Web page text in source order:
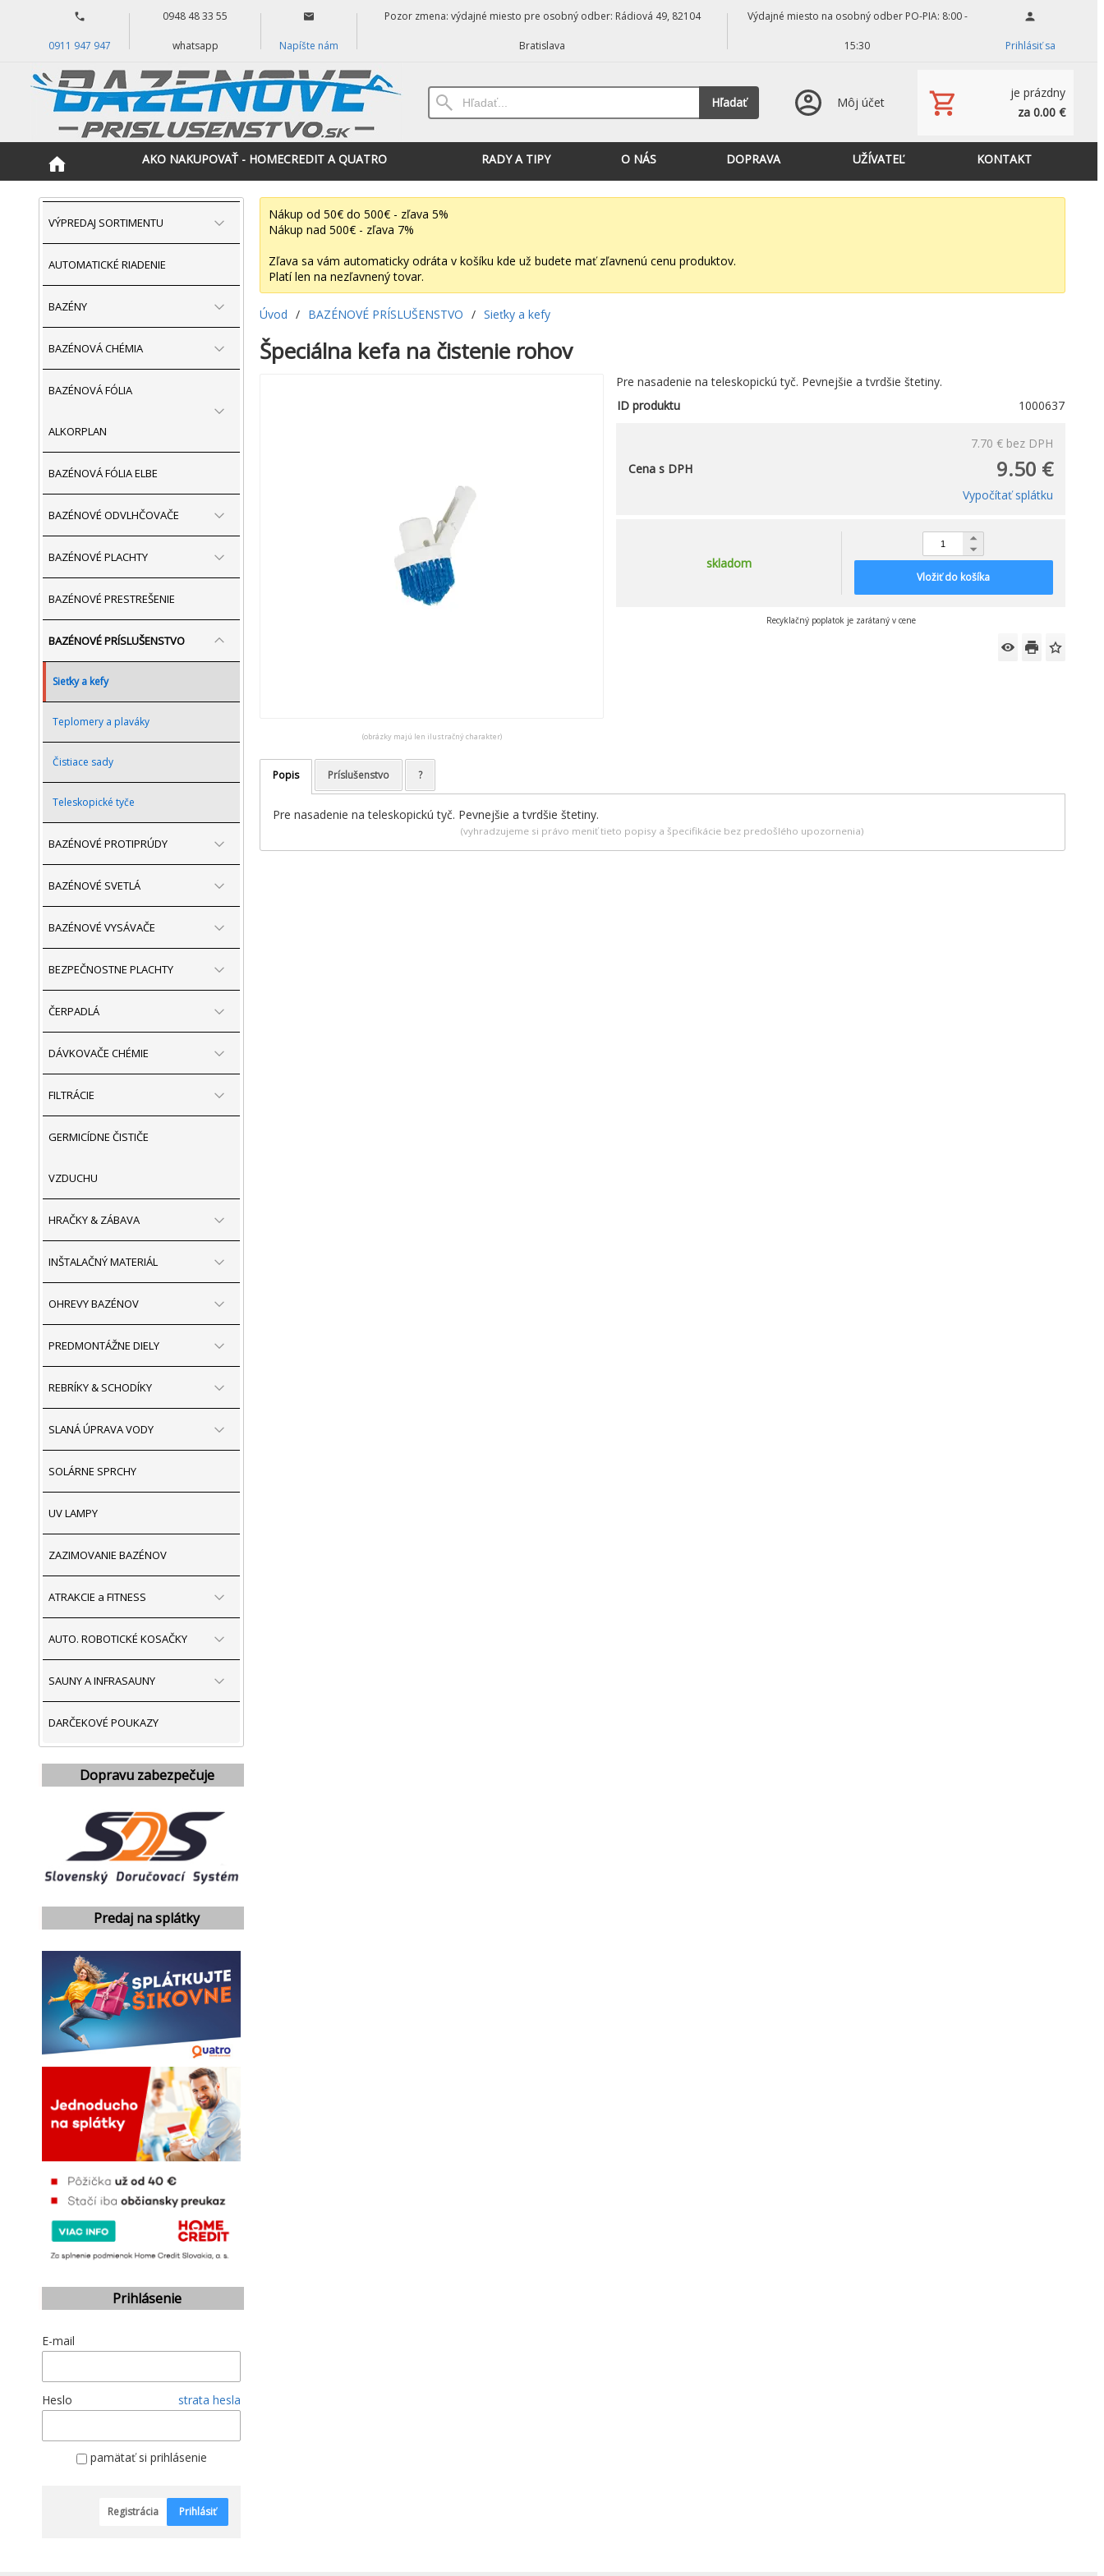
0911 947 947
0948 48 33 55
whatsapp Napíšte nám
Pozor zmena: výdajné miesto pre osobný odber: Rádiová 49, 82104
Bratislava
Výdajné miesto na osobný odber PO-PIA: 8:00 -
15:30 Prihlásiť sa
Hľadať Môj účet
je prázdny
za 0.00 €
AKO NAKUPOVAŤ - HOMECREDIT A QUATRO RADY A TIPY O NÁS DOPRAVA UŽÍVATEĽ KONTAKT
VÝPREDAJ SORTIMENTU
AUTOMATICKÉ RIADENIE
BAZÉNY
BAZÉNOVÁ CHÉMIA
BAZÉNOVÁ FÓLIA
ALKORPLAN
BAZÉNOVÁ FÓLIA ELBE
BAZÉNOVÉ ODVLHČOVAČE
BAZÉNOVÉ PLACHTY
BAZÉNOVÉ PRESTREŠENIE
BAZÉNOVÉ PRÍSLUŠENSTVO
Sieťky a kefy
Teplomery a plaváky
Čistiace sady
Teleskopické tyče
BAZÉNOVÉ PROTIPRÚDY
BAZÉNOVÉ SVETLÁ
BAZÉNOVÉ VYSÁVAČE
BEZPEČNOSTNE PLACHTY
ČERPADLÁ
DÁVKOVAČE CHÉMIE
FILTRÁCIE
GERMICÍDNE ČISTIČE
VZDUCHU
HRAČKY & ZÁBAVA
INŠTALAČNÝ MATERIÁL
OHREVY BAZÉNOV
PREDMONTÁŽNE DIELY
REBRÍKY & SCHODÍKY
SLANÁ ÚPRAVA VODY
SOLÁRNE SPRCHY
UV LAMPY
ZAZIMOVANIE BAZÉNOV
ATRAKCIE a FITNESS
AUTO. ROBOTICKÉ KOSAČKY
SAUNY A INFRASAUNY
DARČEKOVÉ POUKAZY
Dopravu zabezpečuje
Predaj na splátky
Prihlásenie
E-mail
Heslo strata hesla
pamätať si prihlásenie
Registrácia Prihlásiť
Nákup od 50€ do 500€ - zľava 5%
Nákup nad 500€ - zľava 7%
Zľava sa vám automaticky odráta v košíku kde už budete mať zľavnenú cenu produktov.
Platí len na nezľavnený tovar.
Úvod / BAZÉNOVÉ PRÍSLUŠENSTVO / Sieťky a kefy
Špeciálna kefa na čistenie rohov
(obrázky majú len ilustračný charakter)
Pre nasadenie na teleskopickú tyč. Pevnejšie a tvrdšie štetiny.
ID produktu
1000637
7.70 € bez DPH
9.50 €
Cena s DPH
Vypočítať splátku
skladom
Vložiť do košíka
Recyklačný poplatok je zarátaný v cene
Popis Príslušenstvo ?
Pre nasadenie na teleskopickú tyč. Pevnejšie a tvrdšie štetiny.
(vyhradzujeme si právo meniť tieto popisy a špecifikácie bez predošlého upozornenia)